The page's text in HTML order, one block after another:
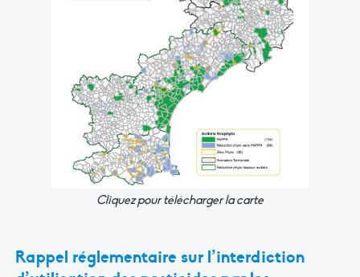
Cliquez pour télécharger la carte
Rappel réglementaire sur l’interdiction